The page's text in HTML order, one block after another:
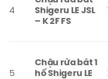
4
Shigeru LE JSL
– K 2F FS
5
Chậu rửa bát 1
hố Shigeru LE